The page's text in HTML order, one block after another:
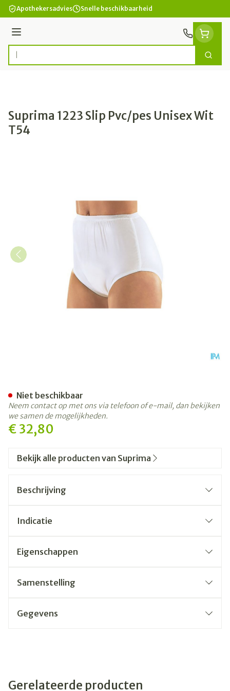
Ga naar de inhoud
Apothekersadvies Snelle beschikbaarheid
Menu
Product, merk, categorie... Zoek
Suprima 1223 Slip Pvc/pes Unisex Wit
T54
€ 32,80
Niet beschikbaar
Neem contact op met ons via telefoon of e-mail, dan bekijken
we samen de mogelijkheden.
Bekijk alle producten van Suprima
Beschrijving
Indicatie
Eigenschappen
Samenstelling
Gegevens
Gerelateerde producten